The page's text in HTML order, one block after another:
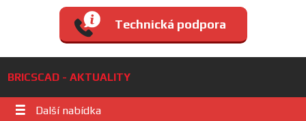
Technická podpora
BRICSCAD - AKTUALITY
Další nabídka